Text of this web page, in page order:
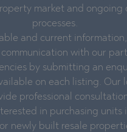
market and ongoing
processes.
and current
with our
by submitting an
on each listing. Our
professional
in purchasing units
newly built resale